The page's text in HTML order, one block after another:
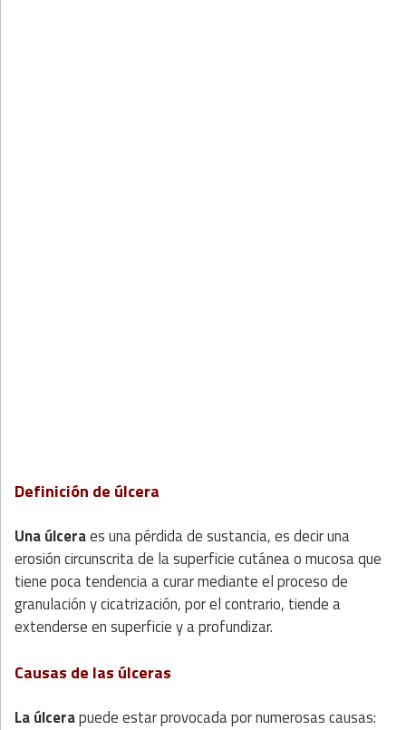
Definición de úlcera
Una úlceraes una pérdida de sustancia, es decir una
erosión circunscrita de la superficie cutánea o mucosa que
tiene poca tendencia a curar mediante el proceso de
granulación y cicatrización, por el contrario, tiende a
extenderse en superficie y a profundizar.
Causas de las úlceras
La úlcerapuede estar provocada por numerosas causas: